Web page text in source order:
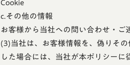
c.その他の情報
お客様から当社への問い合わせ・
(3)当社は、お客様情報を、偽りそ
した場合には、当社が本ポリシー